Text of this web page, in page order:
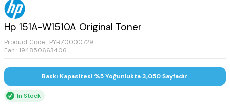
Hp 151A-W1510A Original Toner
Product Code : PYRZ0000729
Ean : 194850663406
Baskı Kapasitesi %5 Yoğunlukta 3,050 Sayfadır.
In Stock